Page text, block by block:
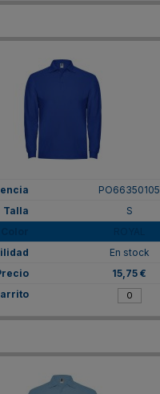
PO66350105
S
En stock
15,75 €